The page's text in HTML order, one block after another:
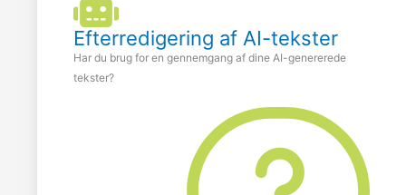
Efterredigering af AI-tekster
Har du brug for en gennemgang af dine AI-genererede
tekster?